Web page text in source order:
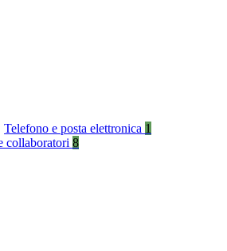
Telefono e posta elettronica 1
collaboratori 8